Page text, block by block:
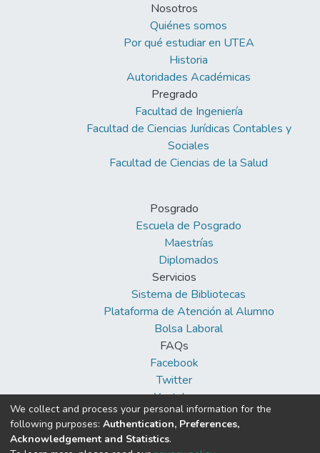
Nosotros
Quiénes somos
Por qué estudiar en UTEA
Historia
Autoridades Académicas
Pregrado
Facultad de Ingeniería
Facultad de Ciencias Jurídicas Contables y
Sociales
Facultad de Ciencias de la Salud
Posgrado
Escuela de Posgrado
Maestrías
Diplomados
Servicios
Sistema de Bibliotecas
Plataforma de Atención al Alumno
Bolsa Laboral
FAQs
Facebook
Twitter
Youtube
We collect and process your personal information for the
following purposes: Authentication, Preferences,
Acknowledgement and Statistics.